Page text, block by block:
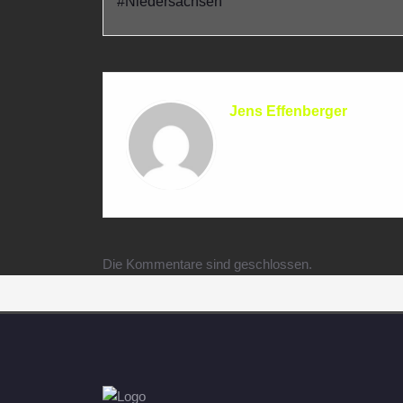
Jens Effenberger
Die Kommentare sind geschlossen.